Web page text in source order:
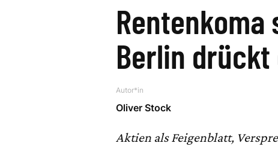
Berlin drückt
Autor*in
Oliver Stock
Aktien als Feigenblatt,